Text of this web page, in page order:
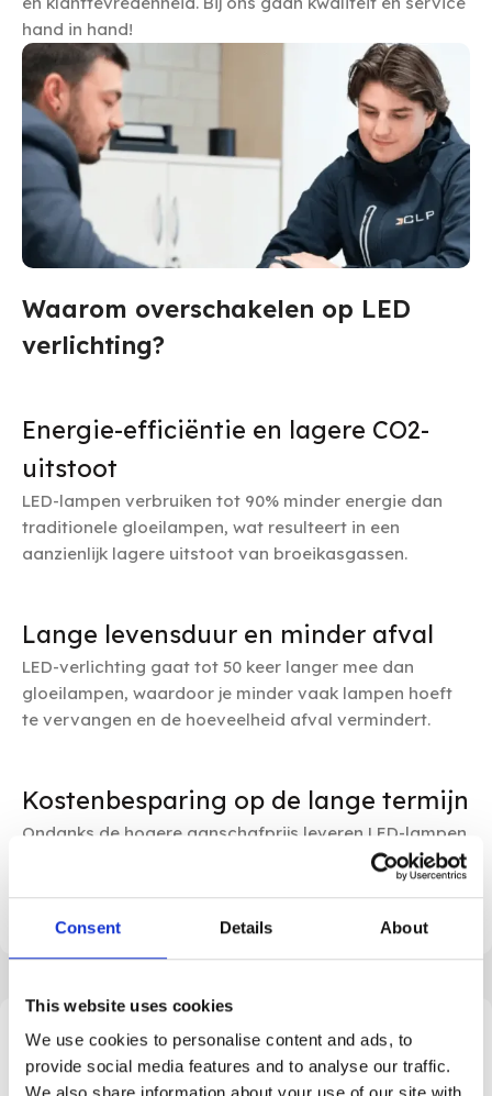
Consent Details About
This website uses cookies
We use cookies to personalise content and ads, to
provide social media features and to analyse our traffic.
hand in hand!
3650
Dilsen-Stokkem
Bekaertlaan 6, België
Waarom overschakelen op LED
verlichting?
Energie-efficiëntie en lagere CO2-
uitstoot
LED-lampen verbruiken tot 90% minder energie dan
traditionele gloeilampen, wat resulteert in een
aanzienlijk lagere uitstoot van broeikasgassen.
Lange levensduur en minder afval
LED-verlichting gaat tot 50 keer langer mee dan
gloeilampen, waardoor je minder vaak lampen hoeft
te vervangen en de hoeveelheid afval vermindert.
Kostenbesparing op de lange termijn
Ondanks de hogere aanschafprijs leveren LED-lampen
aanzienlijke besparingen op energiekosten op, dankzij
Waarom kiezen voor een relighting met led
verlichting?
Door het updaten van jouw verouderde